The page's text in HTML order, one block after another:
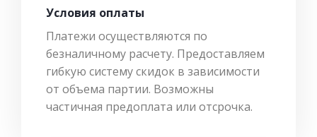
Условия оплаты
Платежи осуществляются по
безналичному расчету. Предоставляем
гибкую систему скидок в зависимости
от объема партии. Возможны
частичная предоплата или отсрочка.